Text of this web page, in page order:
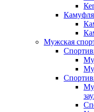
Мужская